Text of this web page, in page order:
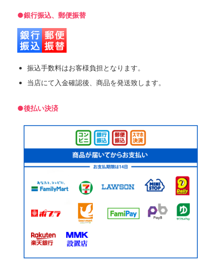
●銀行振込、郵便振替
振込手数料はお客様負担となります。
当店にて入金確認後、商品を発送致します。
●後払い決済